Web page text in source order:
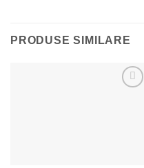
PRODUSE SIMILARE